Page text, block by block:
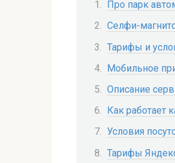
Про парк
Селфи-
Тарифы и
Мобильное
Описание
Как работает
Условия
Тарифы